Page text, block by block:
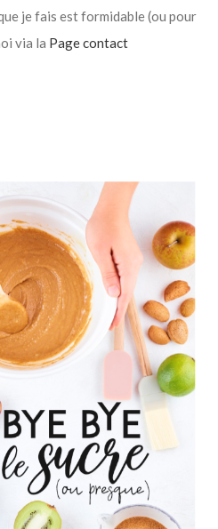
je fais est formidable (ou pour
via la Page contact